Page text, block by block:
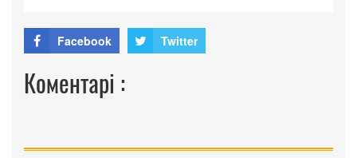
Facebook Twitter
Коментарі :